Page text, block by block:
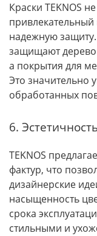
Краски TEKNOS
надежную
защищают дерево
а покрытия для
Это значительно
обработанных
6.
TEKNOS
фактур, что
дизайнерские
насыщенность
срока
стильными и